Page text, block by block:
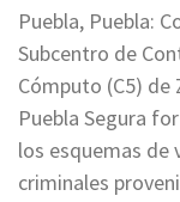
Puebla, Puebla:
Subcentro de
Cómputo (C5) de
Puebla Segura
los esquemas de
criminales